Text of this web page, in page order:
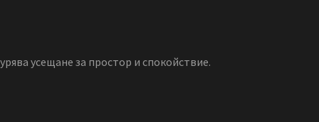
усещане за простор и спокойствие.